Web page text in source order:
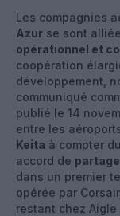
Les compagnies
Azur se sont
opérationnel et
coopération
développement,
communiqué
publié le 14
entre les
Keita à compter
accord de
dans un premier
opérée par
restant chez Aigle